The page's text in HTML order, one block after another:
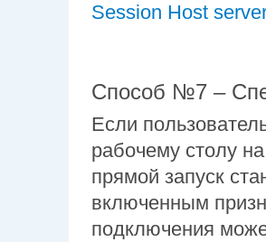
Session Host
Способ №7 –
Если
рабочему столу
прямой запуск
включенным
подключения